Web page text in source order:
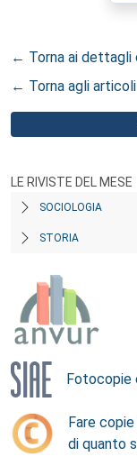
← Torna ai dettagli
← Torna agli articoli
LE RIVISTE DEL MESE
SOCIOLOGIA
STORIA
Fotocopie
Fare
di quanto